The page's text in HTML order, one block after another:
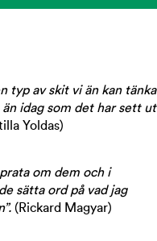
typ av skit vi än kan tänka
än idag som det har sett ut
Yoldas)
om dem och i
sätta ord på vad jag
(Rickard Magyar)